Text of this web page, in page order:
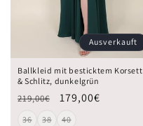
Ausverkauft
Ballkleid mit besticktem Korsett
& Schlitz, dunkelgrün
219,00€ 179,00€
36 38 40